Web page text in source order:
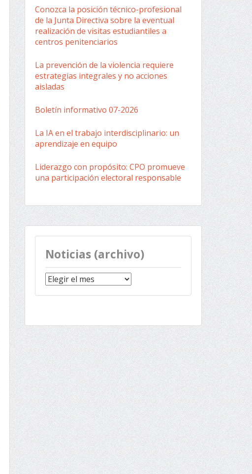
Conozca la posición técnico-profesional
de la Junta Directiva sobre la eventual
realización de visitas estudiantiles a
centros penitenciarios
La prevención de la violencia requiere
estrategias integrales y no acciones
aisladas
Boletín informativo 07-2026
La IA en el trabajo interdisciplinario: un
aprendizaje en equipo
Liderazgo con propósito: CPO promueve
una participación electoral responsable
Noticias (archivo)
Noticias
(archivo)